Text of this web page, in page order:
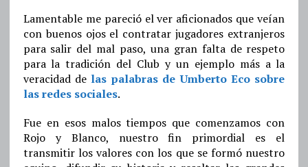
Lamentable me pareció el ver aficionados que veían
con buenos ojos el contratar jugadores extranjeros
para salir del mal paso, una gran falta de respeto
para la tradición del Club y un ejemplo más a la
veracidad de las palabras de Umberto Eco sobre
las redes sociales.
Fue en esos malos tiempos que comenzamos con
Rojo y Blanco, nuestro fin primordial es el
transmitir los valores con los que se formó nuestro